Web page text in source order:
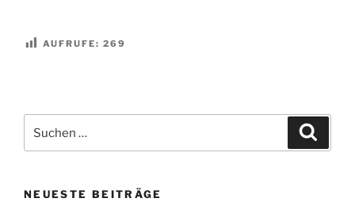
AUFRUFE: 269
nach:
NEUESTE BEITRÄGE